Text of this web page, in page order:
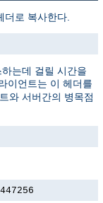
로 복사한다.
는데 걸릴 시간을
이언트는 이 헤더를
와 서버간의 병목점